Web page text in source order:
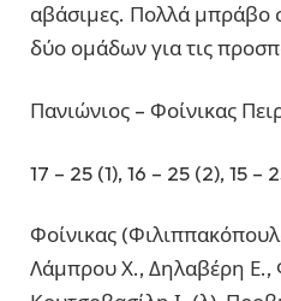
αβάσιμες. Πολλά μπράβο
δύο ομάδων για τις
Πανιώνιος – Φοίνικας
17 – 25 (1), 16 – 25 (2), 15 –
Φοίνικας
Λάμπρου Χ., Δηλαβέρη Ε.,